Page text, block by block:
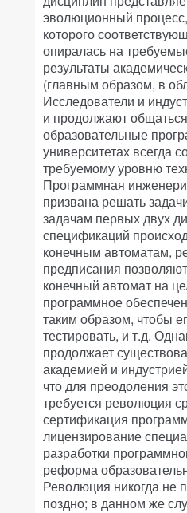
эволюционный
которого
опиралась на
результаты
(главным образом, в
Исследователи и
и продолжают
образовательные
университетах всегда
требуемому уровню
Программная
призвана решать
задачам первых двух
спецификаций
конечным автоматам,
предписания
конечный автомат на
программное
таким образом, чтобы
тестировать, и т.д.
продолжает
академией и
что для преодоления
требуется революция
сертификация
лицензирование
разработки
реформа
Революция никогда не
поздно; в данном же